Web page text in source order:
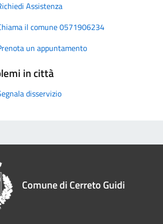
Assistenza
il comune 0571906234
un appuntamento
in città
disservizio
Comune di Cerreto Guidi